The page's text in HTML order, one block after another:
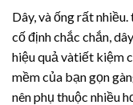
Dây, và ống rất
cố định chắc chắn,
hiệu quả vàtiết kiệm
mềm của bạn gọn
nên phụ thuộc nhiều